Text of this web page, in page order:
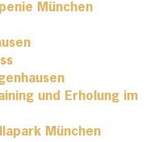
München
und Erholung im
München